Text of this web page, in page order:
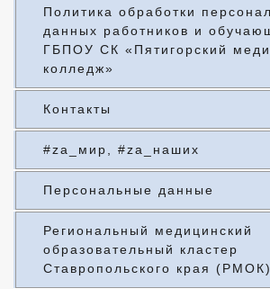
Политика обработки
данных работников и
ГБПОУ СК «Пятигорский
колледж»
Контакты
#za_мир, #za_наших
Персональные данные
Региональный медицинский
образовательный кластер
Ставропольского края (РМОК)